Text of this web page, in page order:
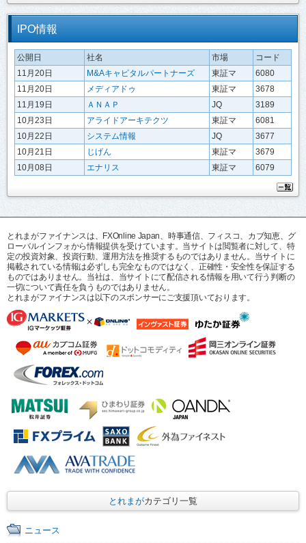
IPO情報
公開日 社名 市場
コード
11月20日
M&Aキャピタルパートナーズ 東証マ
6080
11月20日
メディアドゥ 東証マ
3678
11月19日
ＡＮＡＰ JQ
3189
10月23日
アライドアーキテクツ 東証マ
6081
10月22日
システム情報 JQ
3677
10月21日
じげん 東証マ
3679
10月08日
エナリス 東証マ 6079
とれまがファイナンスは、FXOnline Japan、時事通信、フィスコ、カブ知恵、グ
ローバルインフォから情報提供を受けています。当サイトは閲覧者に対して、特
定の投資対象、投資行動、運用方法を推奨するものではありません。当サイトに
掲載されている情報は必ずしも完全なものではなく、正確性・安全性を保証する
ものではありません。当社は、当サイトにて配信される情報を用いて行う判断の
一切について責任を負うものではありません。
とれまがファイナンスは以下のスポンサーにご支援頂いております。
とれまがカテゴリ一覧
ニュース